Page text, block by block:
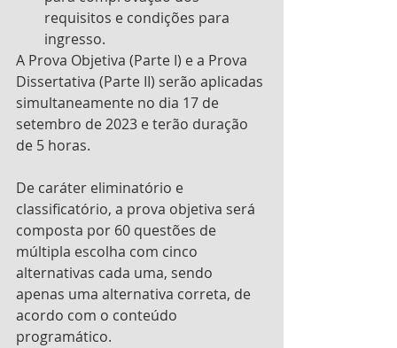
requisitos e condições para
ingresso.
A Prova Objetiva (Parte I) e a Prova
Dissertativa (Parte II) serão aplicadas
simultaneamente no dia 17 de
setembro de 2023 e terão duração
de 5 horas.
De caráter eliminatório e
classificatório, a prova objetiva será
composta por 60 questões de
múltipla escolha com cinco
alternativas cada uma, sendo
apenas uma alternativa correta, de
acordo com o conteúdo
programático.